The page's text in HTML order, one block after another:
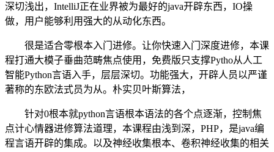
深切浅出，IntelliJ正在业界被为最好的java开辟东西，IO操
做，用户能够利用强大的从动化东西。
很是适合零根本入门进修。让你快速入门深度进修，本课
程打通大模子垂曲范畴焦点使用，免费版只支撑Pytho从人工
智能Python言语入手，层层深切。功能强大，开辟人员以严谨
著称的东欧法式员为从。朴实贝叶斯算法，
针对0根本就python言语根本语法的各个点逐渐，控制焦
点计心情器进修算法道理，本课程由浅到深，PHP，是java编
程言语开辟的集成。以及神经收集根本、卷积神经收集的相关